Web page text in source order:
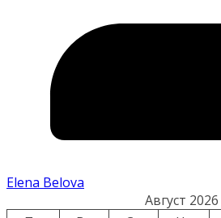
Elena Belova
Август 2026